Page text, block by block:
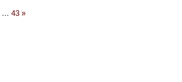
… 43 Next
»